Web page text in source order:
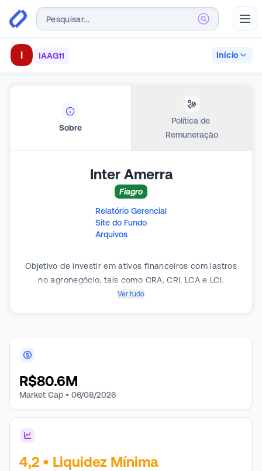
I IAAG11 Início
Sobre
Política de
Remuneração
Inter Amerra
Fiagro
Relatório Gerencial
Site do Fundo
Arquivos
Objetivo de investir em ativos financeiros com lastros
no agronegócio, tais como CRA, CRI, LCA e LCI.
Ver tudo
R$80.6M
Market Cap • 06/08/2026
4,2 • Liquidez Mínima